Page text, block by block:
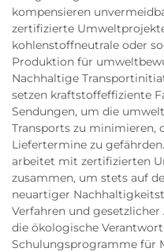
kompensieren
zertifizierte
kohlenstoffneutrale oder
Produktion für
Nachhaltige
setzen kraftstoffeffiziente
Sendungen, um die
Transports zu minimieren,
Liefertermine zu
arbeitet mit zertifizierten
zusammen, um stets auf
neuartiger
Verfahren und
die ökologische
Schulungsprogramme für